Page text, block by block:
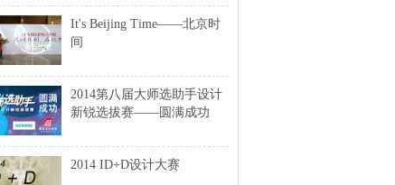
It's Beijing Time——北京时
间
2014第八届大师选助手设计
新锐选拔赛——圆满成功
2014 ID+D设计大赛